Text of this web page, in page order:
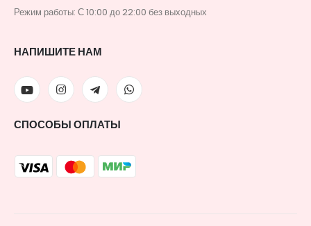
Режим работы: С 10:00 до 22:00 без выходных
НАПИШИТЕ НАМ
СПОСОБЫ ОПЛАТЫ